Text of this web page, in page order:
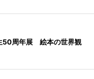
50周年展 絵本の世界観